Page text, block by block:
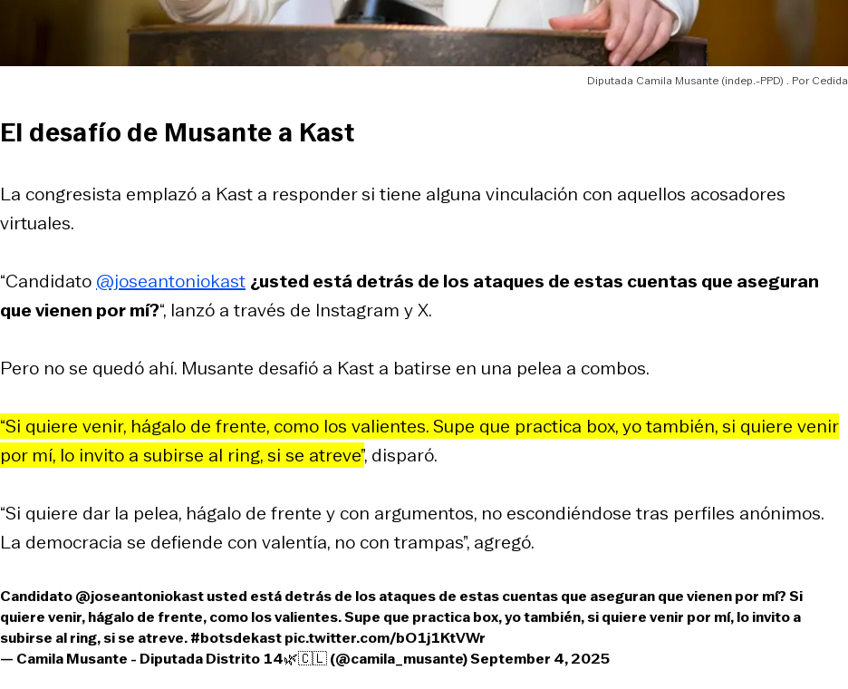
Diputada Camila Musante (indep.-PPD) Cedida
El desafío de Musante a Kast
La congresista emplazó a Kast a responder si tiene alguna vinculación con aquellos acosadores
virtuales.
“Candidato @joseantoniokast ¿usted está detrás de los ataques de estas cuentas que aseguran
que vienen por mí?“, lanzó a través de Instagram y X.
Pero no se quedó ahí. Musante desafió a Kast a batirse en una pelea a combos.
“Si quiere venir, hágalo de frente, como los valientes. Supe que practica box, yo también, si quiere venir
por mí, lo invito a subirse al ring, si se atreve”, disparó.
“Si quiere dar la pelea, hágalo de frente y con argumentos, no escondiéndose tras perfiles anónimos.
La democracia se defiende con valentía, no con trampas”, agregó.
Candidato@joseantoniokastusted está detrás de los ataques de estas cuentas que aseguran que vienen por mí? Si
quiere venir, hágalo de frente, como los valientes. Supe que practica box, yo también, si quiere venir por mí, lo invito a
subirse al ring, si se atreve.#botsdekastpic.twitter.com/bO1j1KtVWr
— Camila Musante - Diputada Distrito 14🌿🇨🇱 (@camila_musante)September 4, 2025